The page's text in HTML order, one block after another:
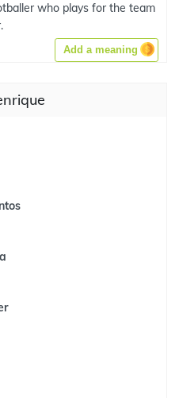
who plays for the team
Add a meaning